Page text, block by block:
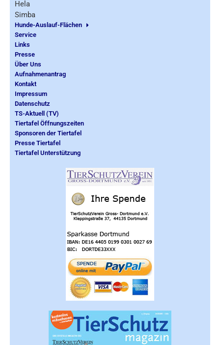
Hela
Simba
Hunde-Auslauf-Flächen
Service
Links
Presse
Über Uns
Aufnahmenantrag
Kontakt
Impressum
Datenschutz
TS-Aktuell (TV)
Tiertafel Öffnungszeiten
Sponsoren der Tiertafel
Presse Tiertafel
Tiertafel Unterstützung